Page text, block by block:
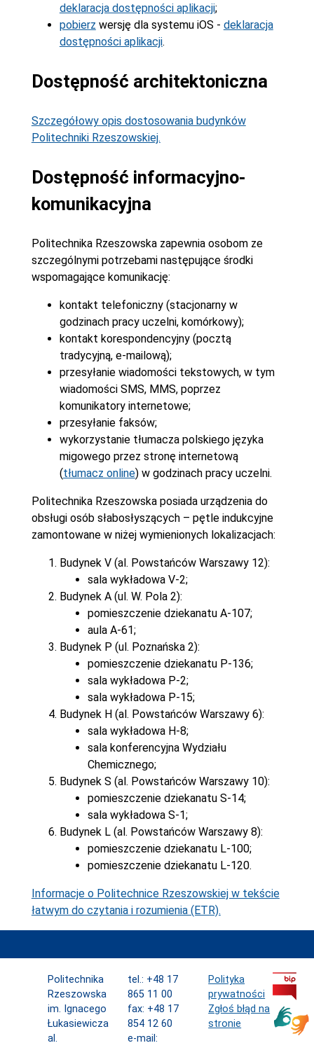
deklaracja dostępności aplikacji;
pobierz wersję dla systemu iOS - deklaracja
dostępności aplikacji.
Dostępność architektoniczna
Szczegółowy opis dostosowania budynków
Politechniki Rzeszowskiej.
Dostępność informacyjno-
komunikacyjna
Politechnika Rzeszowska zapewnia osobom ze
szczególnymi potrzebami następujące środki
wspomagające komunikację:
kontakt telefoniczny (stacjonarny w
godzinach pracy uczelni, komórkowy);
kontakt korespondencyjny (pocztą
tradycyjną, e-mailową);
przesyłanie wiadomości tekstowych, w tym
wiadomości SMS, MMS, poprzez
komunikatory internetowe;
przesyłanie faksów;
wykorzystanie tłumacza polskiego języka
migowego przez stronę internetową
(tłumacz online) w godzinach pracy uczelni.
Politechnika Rzeszowska posiada urządzenia do
obsługi osób słabosłyszących – pętle indukcyjne
zamontowane w niżej wymienionych lokalizacjach:
Budynek V (al. Powstańców Warszawy 12):
sala wykładowa V-2;
Budynek A (ul. W. Pola 2):
pomieszczenie dziekanatu A-107;
aula A-61;
Budynek P (ul. Poznańska 2):
pomieszczenie dziekanatu P-136;
sala wykładowa P-2;
sala wykładowa P-15;
Budynek H (al. Powstańców Warszawy 6):
sala wykładowa H-8;
sala konferencyjna Wydziału
Chemicznego;
Budynek S (al. Powstańców Warszawy 10):
pomieszczenie dziekanatu S-14;
sala wykładowa S-1;
Budynek L (al. Powstańców Warszawy 8):
pomieszczenie dziekanatu L-100;
pomieszczenie dziekanatu L-120.
Informacje o Politechnice Rzeszowskiej w tekście
łatwym do czytania i rozumienia (ETR).
Politechnika
Rzeszowska
im. Ignacego
Łukasiewicza
al.
tel.: +48 17
865 11 00
fax: +48 17
854 12 60
e-mail:
Polityka
prywatności
Zgłoś błąd na
stronie